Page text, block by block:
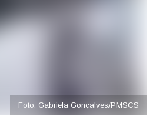
Foto: Gabriela Gonçalves/PMSCS